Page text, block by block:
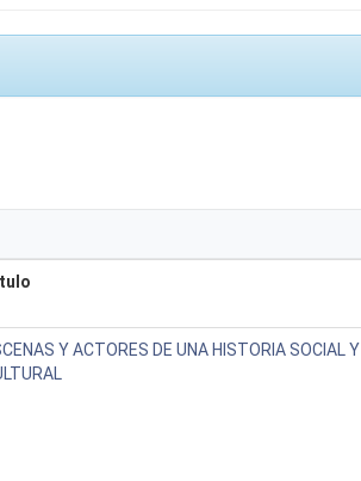
Y ACTORES DE UNA HISTORIA SOCIAL Y